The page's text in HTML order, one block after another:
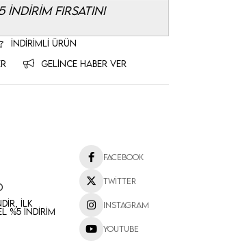
İNDİRİM FIRSATINI
İNDIRIMLI ÜRÜN
GELINCE HABER VER
İlk
%5 İndirim
Facebook
Twitter
Instagram
Youtube